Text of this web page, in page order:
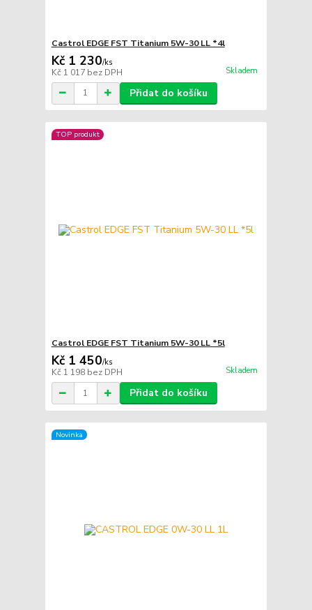
Castrol EDGE FST Titanium 5W-30 LL *4l
Kč 1 230/ks
Kč 1 017 bez DPH Skladem
Přidat do košíku
TOP produkt
Castrol EDGE FST Titanium 5W-30 LL *5l
Kč 1 450/ks
Kč 1 198 bez DPH Skladem
Přidat do košíku
Novinka